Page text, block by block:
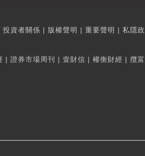
投資者關係 | 版權聲明 | 重要聲明 | 私隱
| 證券市場周刊 | 壹財信 | 權衡財經 | 攬